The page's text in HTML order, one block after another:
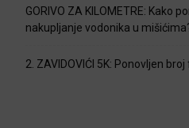
GORIVO ZA KILOMETRE: Kako
nakupljanje vodonika u
2. ZAVIDOVIĆI 5K: Ponovljen